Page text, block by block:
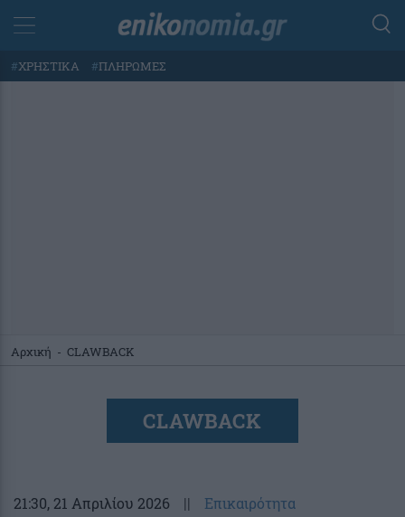
#ΧΡΗΣΤΙΚΑ #ΠΛΗΡΩΜΕΣ
Αρχική - CLAWBACK
CLAWBACK
21:30, 21 Απριλίου 2026 || Επικαιρότητα